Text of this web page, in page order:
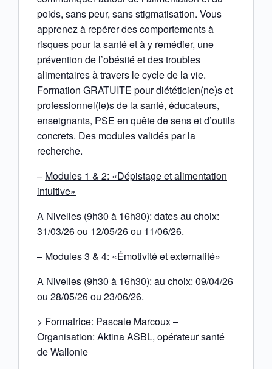
poids, sans peur, sans stigmatisation. Vous
apprenez à repérer des comportements à
risques pour la santé et à y remédier, une
prévention de l’obésité et des troubles
alimentaires à travers le cycle de la vie.
Formation GRATUITE pour diététicien(ne)s et
professionnel(le)s de la santé, éducateurs,
enseignants, PSE en quête de sens et d’outils
concrets. Des modules validés par la
recherche.
– Modules 1 & 2: «Dépistage et alimentation
intuitive»
A Nivelles (9h30 à 16h30): dates au choix:
31/03/26 ou 12/05/26 ou 11/06/26.
– Modules 3 & 4: «Émotivité et externalité»
A Nivelles (9h30 à 16h30): au choix: 09/04/26
ou 28/05/26 ou 23/06/26.
> Formatrice: Pascale Marcoux –
Organisation: Aktina ASBL, opérateur santé
de Wallonie